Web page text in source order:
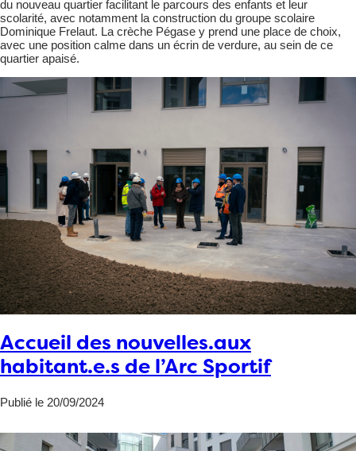
du nouveau quartier facilitant le parcours des enfants et leur
scolarité, avec notamment la construction du groupe scolaire
Dominique Frelaut. La crèche Pégase y prend une place de choix,
avec une position calme dans un écrin de verdure, au sein de ce
quartier apaisé.
Accueil des nouvelles.aux
habitant.e.s de l’Arc Sportif
Publié le 20/09/2024